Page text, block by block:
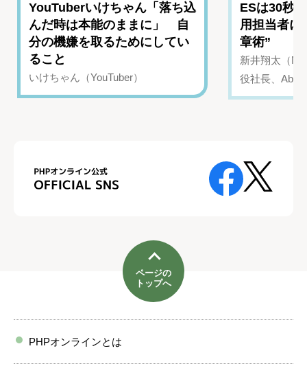
YouTuberいけちゃん「落ち込
んだ時は本能のままに」 自
分の機嫌を取るためにしてい
ること
いけちゃん（YouTuber）
ESは30秒
用担当者に
章術”
新井翔太（
役社長、
ページの
トップへ
PHPオンラインとは